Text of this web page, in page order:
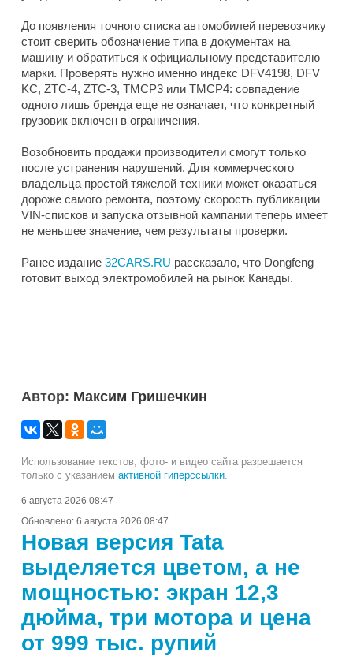
До появления точного списка автомобилей перевозчику
стоит сверить обозначение типа в документах на
машину и обратиться к официальному представителю
марки. Проверять нужно именно индекс DFV4198, DFV
KC, ZTC-4, ZTC-3, TMCP3 или TMCP4: совпадение
одного лишь бренда еще не означает, что конкретный
грузовик включен в ограничения.
Возобновить продажи производители смогут только
после устранения нарушений. Для коммерческого
владельца простой тяжелой техники может оказаться
дороже самого ремонта, поэтому скорость публикации
VIN-списков и запуска отзывной кампании теперь имеет
не меньшее значение, чем результаты проверки.
Ранее издание 32CARS.RU рассказало, что Dongfeng
готовит выход электромобилей на рынок Канады.
Автор: Максим Гришечкин
Использование текстов, фото- и видео сайта разрешается
только с указанием активной гиперссылки
6 августа 2026 08:47
Обновлено: 6 августа 2026 08:47
Новая версия Tata
выделяется цветом, а не
мощностью: экран 12,3
дюйма, три мотора и цена
от 999 тыс. рупий